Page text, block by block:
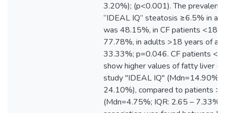
3.20%); (p<0.001). The
“IDEAL IQ” steatosis ≥6.5% in all
was 48.15%, in CF patients <18
77.78%, in adults >18 years of
33.33%; p=0.046. CF patients
show higher values of fatty liver
study "IDEAL IQ" (Mdn=14.90%,
24.10%), compared to patients
(Mdn=4.75%; IQR: 2.65 –